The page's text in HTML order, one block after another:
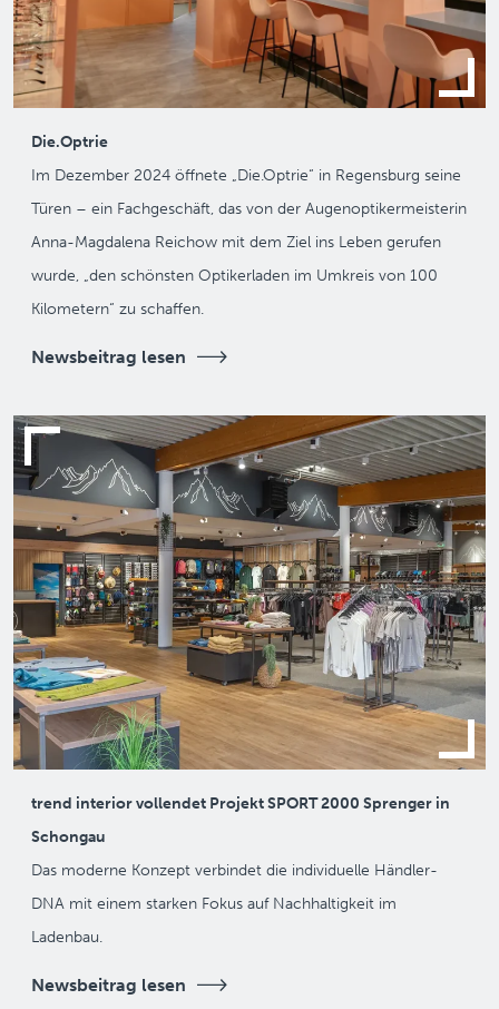
Die.Optrie
Im Dezember 2024 öffnete „Die.Optrie“ in Regensburg seine
Türen – ein Fachgeschäft, das von der Augenoptiker­meisterin
Anna-Magdalena Reichow mit dem Ziel ins Leben gerufen
wurde, „den schönsten Optikerladen im Umkreis von 100
Kilometern“ zu schaffen.
Newsbeitrag lesen
trend interior vollendet Projekt SPORT 2000 Sprenger in
Schongau
Das moderne Konzept verbindet die individuelle Händler-
DNA mit einem starken Fokus auf Nachhaltigkeit im
Ladenbau.
Newsbeitrag lesen